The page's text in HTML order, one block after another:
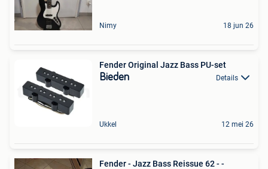
Nimy 18 jun 26
Fender Original Jazz Bass PU-set
Bieden Details
Ukkel 12 mei 26
Fender - Jazz Bass Reissue 62 - -